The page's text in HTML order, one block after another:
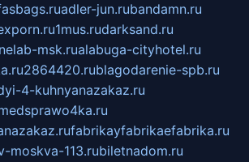
adler-jun.rubandamn.ru
1mus.rudarksand.ru
msk.rualabuga-cityhotel.ru
2864420.rublagodarenie-spb.ru
4-kuhnyanazakaz.ru
fabrikayfabrikaefabrika.ru
moskva-113.rubiletnadom.ru